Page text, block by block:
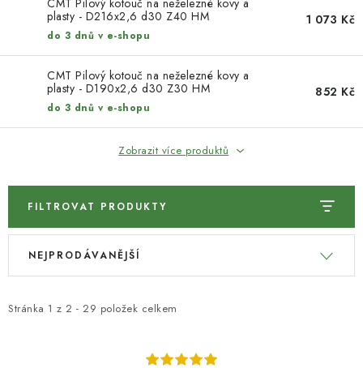
NÁSTROJE PRO FRÉZOVÁNÍ
NÁSTROJE PRO ŘEZÁNÍ KOVU
POTŘEBUJI DOBRÝ STROJ
CMT Pilový kotouč na neželezné kovy a
plasty - D216x2,6 d30 Z40 HM
do 3 dnů v e-shopu
1 073 Kč
CMT Pilový kotouč na neželezné kovy a
plasty - D190x2,6 d30 Z30 HM
do 3 dnů v e-shopu
852 Kč
Zobrazit více produktů
FILTROVAT PRODUKTY
V
i
Stránka 1 z 2 - 29 položek celkem
Ř
e
NEJPRODÁVANĚJŠÍ